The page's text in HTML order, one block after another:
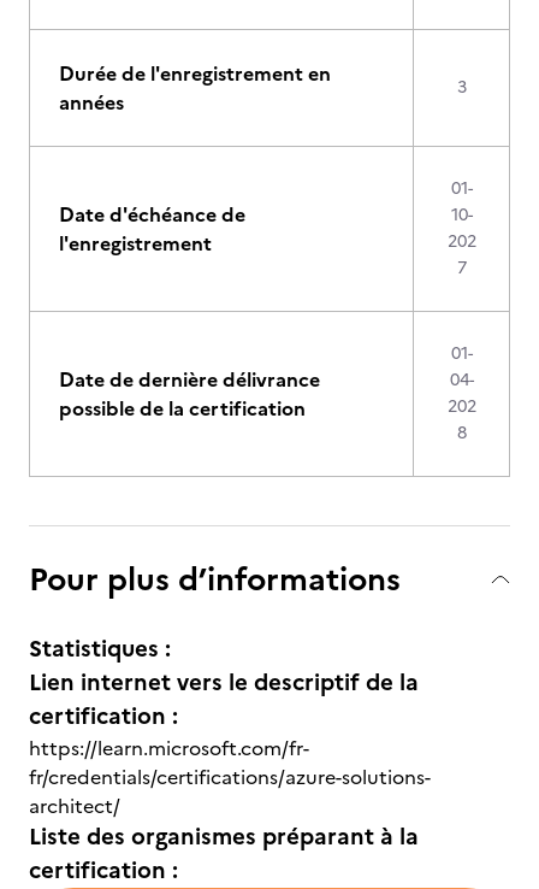
Durée de l'enregistrement en
années
3
Date d'échéance de
l'enregistrement
01-
10-
202
7
Date de dernière délivrance
possible de la certification
01-
04-
202
8
Pour plus d’informations
Statistiques :
Lien internet vers le descriptif de la
certification :
https://learn.microsoft.com/fr-
fr/credentials/certifications/azure-solutions-
architect/
Liste des organismes préparant à la
certification :